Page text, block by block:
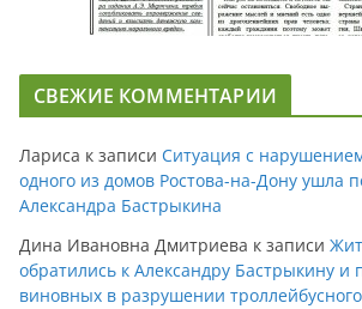
СВЕЖИЕ КОММЕНТАРИИ
Лариса к записи Ситуация с
одного из домов Ростова-на-Дону ушла
Александра Бастрыкина
Дина Ивановна Дмитриева к записи
обратились к Александру Бастрыкину и
виновных в разрушении